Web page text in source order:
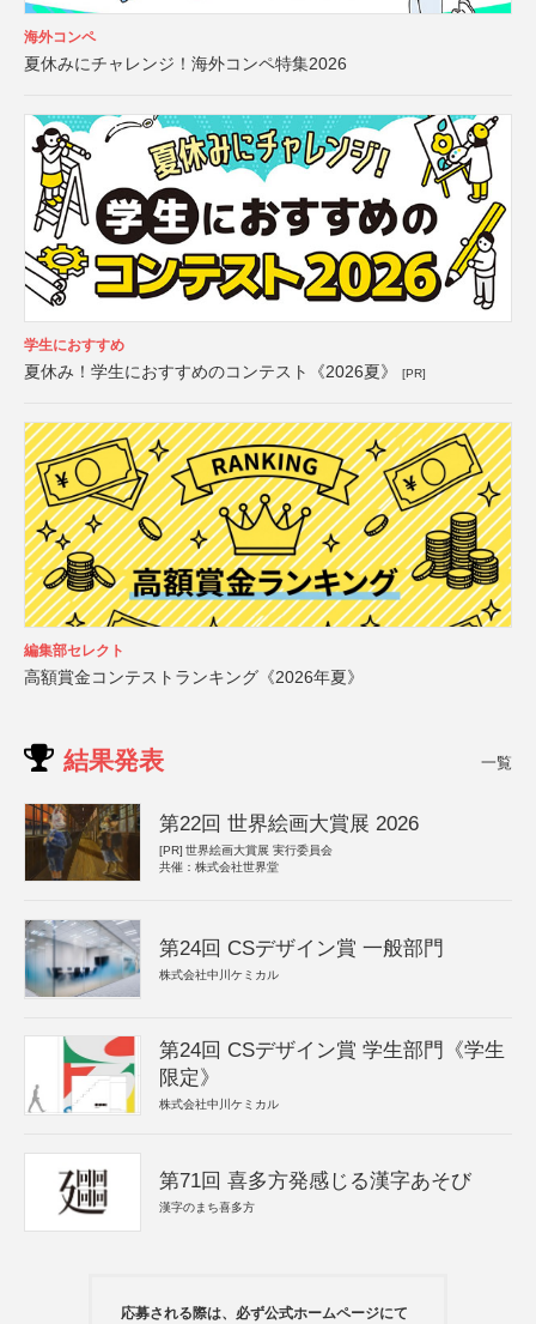
海外コンペ
夏休みにチャレンジ！海外コンペ特集2026
学生におすすめ
夏休み！学生におすすめのコンテスト《2026夏》 [PR]
編集部セレクト
高額賞金コンテストランキング《2026年夏》
結果発表 一覧
第22回 世界絵画大賞展 2026
[PR] 世界絵画大賞展 実行委員会
共催：株式会社世界堂
第24回 CSデザイン賞 一般部門
株式会社中川ケミカル
第24回 CSデザイン賞 学生部門《学生
限定》
株式会社中川ケミカル
第71回 喜多方発感じる漢字あそび
漢字のまち喜多方
応募される際は、必ず公式ホームページにて